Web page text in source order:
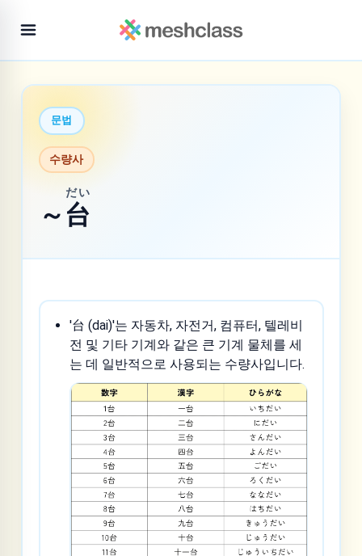
문법
수량사
～ 台
だい
'台 (dai)'는 자동차, 자전거, 컴퓨터, 텔레비
전 및 기타 기계와 같은 큰 기계 물체를 세
는 데 일반적으로 사용되는 수량사입니다.